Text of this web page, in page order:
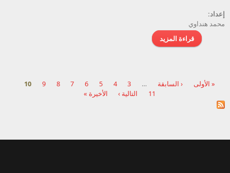
إعداد:
محمد هنداوي
قراءة المزيد حول تعلم بدائيات ++C
الصفحات
« الأولى ‹ السابقة …
3
4
5
6
7
8
9
10
11
التالية › الأخيرة »